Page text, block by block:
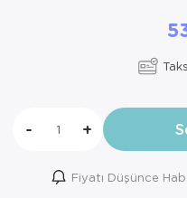
- +
Fiyatı Düşünce